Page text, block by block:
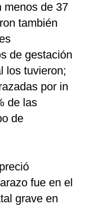
menos de 37
también
de gestación
los tuvieron;
por in
de las
de
fue en el
grave en